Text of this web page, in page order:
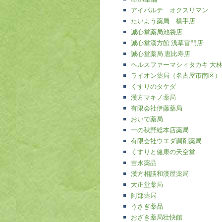
アイパルテ オクスリマン
たいよう薬局 横手店
誠心堂薬局池袋店
誠心堂漢方館 浅草雷門店
誠心堂薬局 恵比寿店
ヘルスファーマシィタカキ 大
ライオン薬局（名古屋市南区）
くすりのタケダ
漢方マキノ薬局
有限会社伊藤薬局
おいで薬局
一の秋野総本店薬局
有限会社ウエダ調剤薬局
くすりと健康の天空堂
吉永薬品
漢方相談和漢屋薬局
大正堂薬局
阿部薬局
うさぎ薬品
おざき薬局壮快館